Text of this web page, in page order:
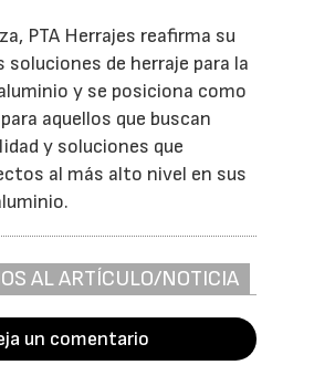
PTA Herrajes reafirma su
soluciones de herraje para la
y se posiciona como
aquellos que buscan
y soluciones que
al más alto nivel en sus
AL ARTÍCULO/NOTICIA
un comentario